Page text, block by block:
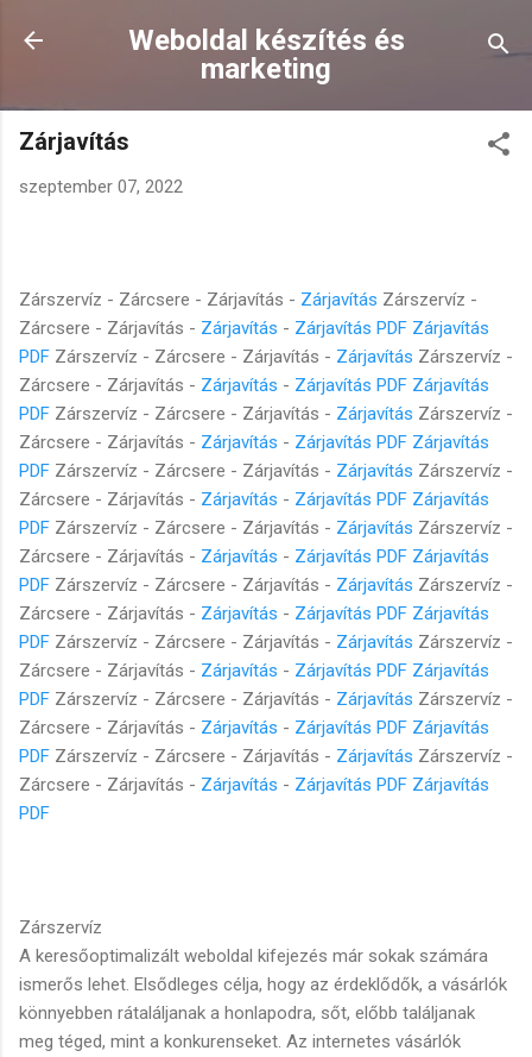
Ugrás a fő tartalomra
Weboldal készítés és
marketing
Zárjavítás
szeptember 07, 2022
Zárszervíz - Zárcsere - Zárjavítás - Zárjavítás Zárszervíz -
Zárcsere - Zárjavítás - Zárjavítás - Zárjavítás PDF Zárjavítás
PDF Zárszervíz - Zárcsere - Zárjavítás - Zárjavítás Zárszervíz -
Zárcsere - Zárjavítás - Zárjavítás - Zárjavítás PDF Zárjavítás
PDF Zárszervíz - Zárcsere - Zárjavítás - Zárjavítás Zárszervíz -
Zárcsere - Zárjavítás - Zárjavítás - Zárjavítás PDF Zárjavítás
PDF Zárszervíz - Zárcsere - Zárjavítás - Zárjavítás Zárszervíz -
Zárcsere - Zárjavítás - Zárjavítás - Zárjavítás PDF Zárjavítás
PDF Zárszervíz - Zárcsere - Zárjavítás - Zárjavítás Zárszervíz -
Zárcsere - Zárjavítás - Zárjavítás - Zárjavítás PDF Zárjavítás
PDF Zárszervíz - Zárcsere - Zárjavítás - Zárjavítás Zárszervíz -
Zárcsere - Zárjavítás - Zárjavítás - Zárjavítás PDF Zárjavítás
PDF Zárszervíz - Zárcsere - Zárjavítás - Zárjavítás Zárszervíz -
Zárcsere - Zárjavítás - Zárjavítás - Zárjavítás PDF Zárjavítás
PDF Zárszervíz - Zárcsere - Zárjavítás - Zárjavítás Zárszervíz -
Zárcsere - Zárjavítás - Zárjavítás - Zárjavítás PDF Zárjavítás
PDF Zárszervíz - Zárcsere - Zárjavítás - Zárjavítás Zárszervíz -
Zárcsere - Zárjavítás - Zárjavítás - Zárjavítás PDF Zárjavítás
PDF
Zárszervíz
A keresőoptimalizált weboldal kifejezés már sokak számára
ismerős lehet. Elsődleges célja, hogy az érdeklődők, a vásárlók
könnyebben rátaláljanak a honlapodra, sőt, előbb találjanak
meg téged, mint a konkurenseket. Az internetes vásárlók